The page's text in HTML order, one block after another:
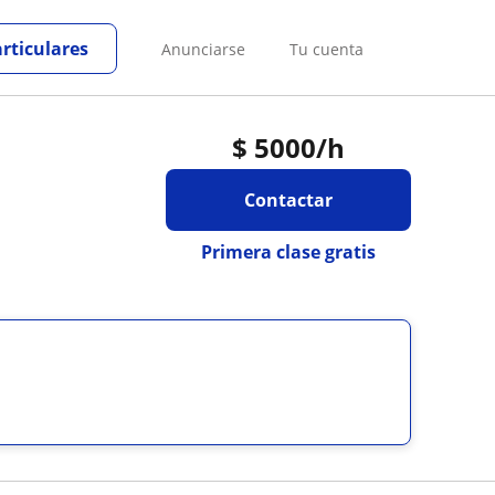
Anunciarse Tu cuenta
$ 5000/h
Contactar
Primera clase gratis